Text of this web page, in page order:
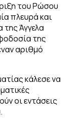
του Ρώσου
πλευρά και
της Άγγελα
της
αριθμό
κάλεσε να
οι εντάσεις